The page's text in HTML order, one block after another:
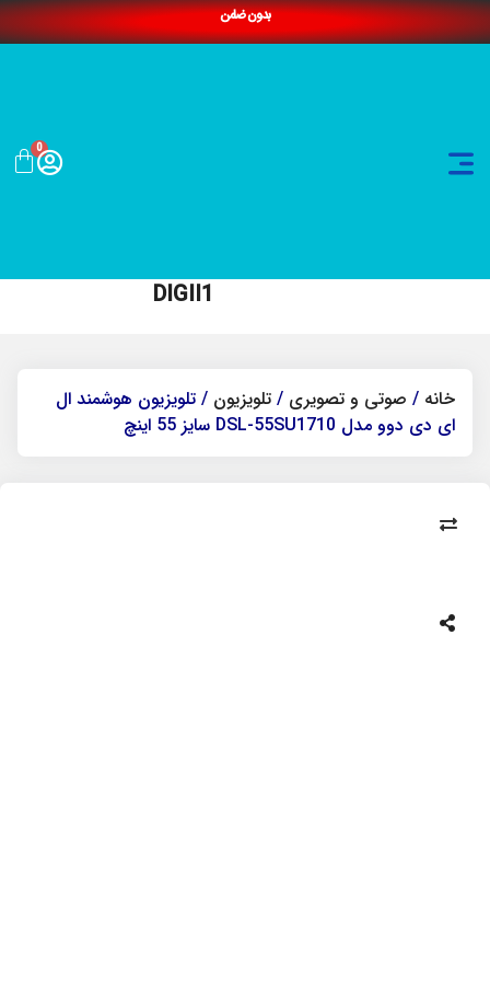
بدون ضامن
0
DIGII1
خانه / صوتی و تصویری / تلویزیون / تلویزیون هوشمند ال
ای دی دوو مدل DSL-55SU1710 سایز 55 اینچ